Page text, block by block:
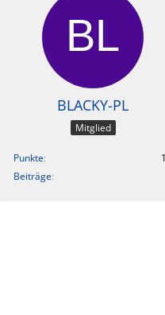
BLACKY-PL
Mitglied
Punkte
Beiträge